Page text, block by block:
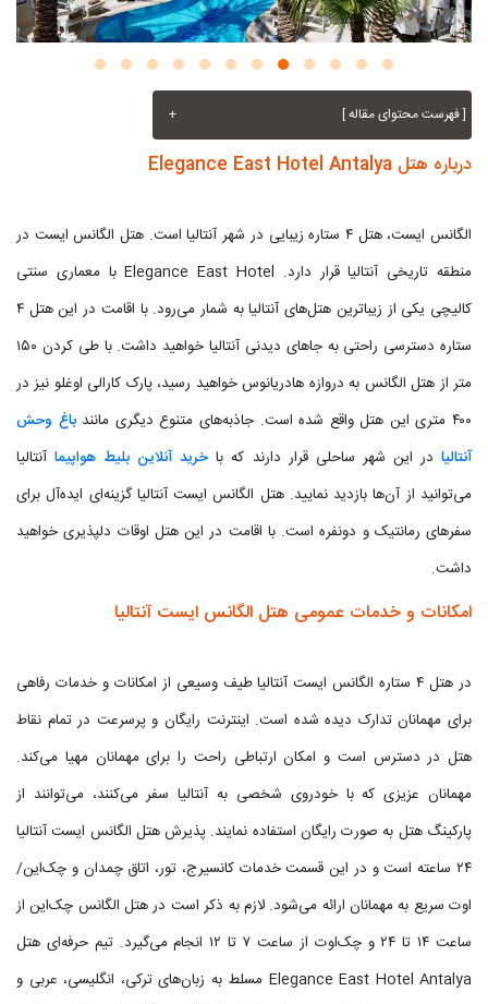
[ فهرست محتوای مقاله ] +
درباره هتل Elegance East Hotel Antalya
الگانس ایست، هتل ۴ ستاره زیبایی در شهر آنتالیا است. هتل الگانس ایست در
منطقه تاریخی آنتالیا قرار دارد. Elegance East Hotel با معماری سنتی
کالیچی یکی از زیباترین هتل‌های آنتالیا به شمار می‌رود. با اقامت در این هتل ۴
ستاره دسترسی راحتی به جاهای دیدنی آنتالیا خواهید داشت. با طی کردن ۱۵۰
متر از هتل الگانس به دروازه هادریانوس خواهید رسید، پارک کارالی اوغلو نیز در
۴۰۰ متری این هتل واقع شده است. جاذبه‌های متنوع دیگری مانند
باغ وحش
آنتالیادر این شهر ساحلی قرار دارند که با خرید آنلاین بلیط هواپیماآنتالیا
می‌توانید از آن‌ها بازدید نمایید. هتل الگانس ایست آنتالیا گزینه‌ای ایده‌آل برای
سفرهای رمانتیک و دونفره است. با اقامت در این هتل اوقات دلپذیری خواهید
داشت.
امکانات و خدمات عمومی هتل الگانس ایست آنتالیا
در هتل ۴ ستاره الگانس ایست آنتالیا طیف وسیعی از امکانات و خدمات رفاهی
برای مهمانان تدارک دیده شده است. اینترنت رایگان و پرسرعت در تمام نقاط
هتل در دسترس است و امکان ارتباطی راحت را برای مهمانان مهیا می‌کند.
مهمانان عزیزی که با خودروی شخصی به آنتالیا سفر می‌کنند، می‌توانند از
پارکینگ هتل به صورت رایگان استفاده نمایند. پذیرش هتل الگانس ایست آنتالیا
۲۴ ساعته است و در این قسمت خدمات کانسیرج، تور، اتاق چمدان و چک‌این/
اوت سریع به مهمانان ارائه می‌شود. لازم به ذکر است در هتل الگانس چک‌این از
ساعت ۱۴ تا ۲۴ و چک‌اوت از ساعت ۷ تا ۱۲ انجام می‌گیرد. تیم حرفه‌ای هتل
Elegance East Hotel Antalya مسلط به زبان‌های ترکی، انگلیسی، عربی و